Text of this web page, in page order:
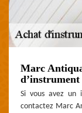
Marc
d’instrument
Si vous avez un
contactez Marc